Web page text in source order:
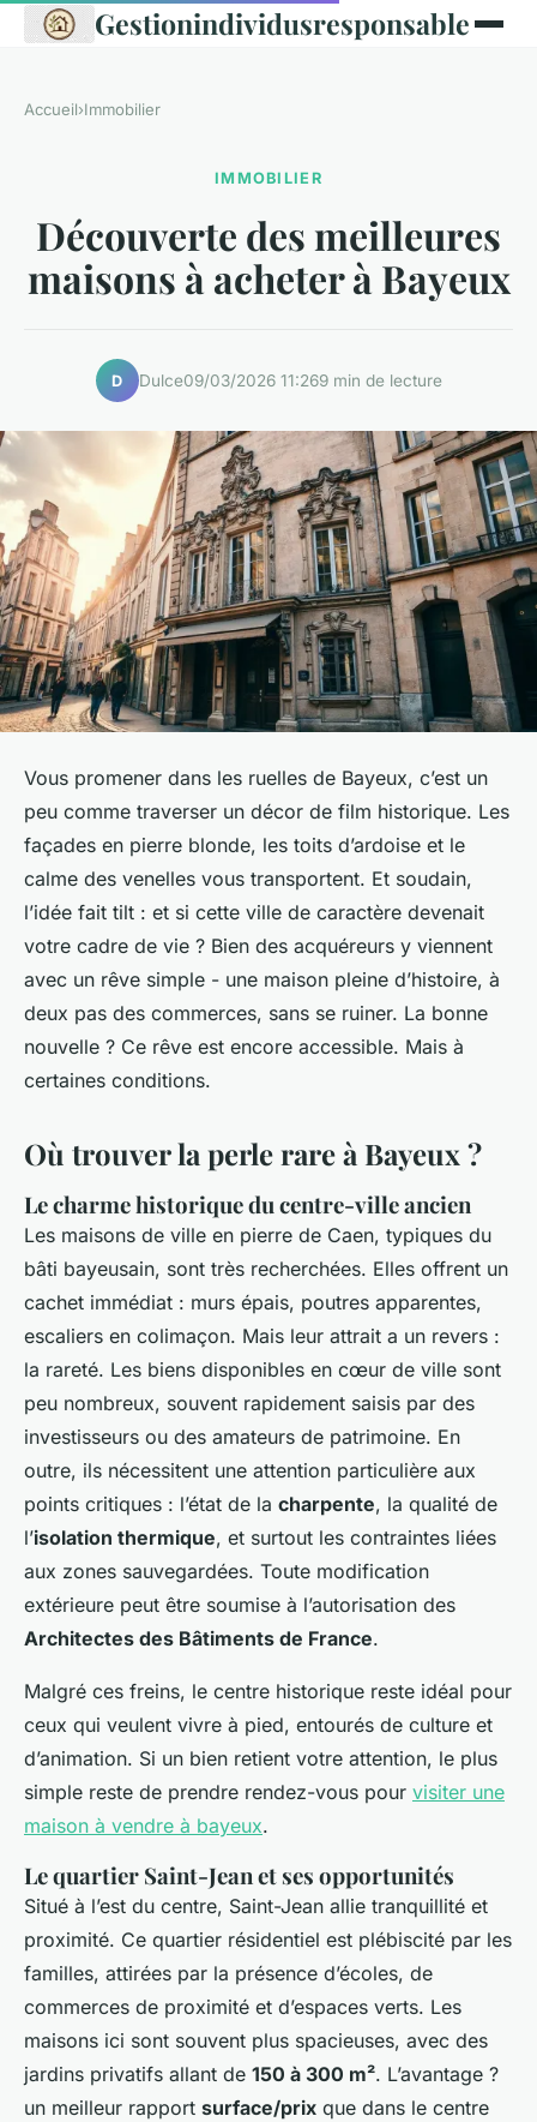
Gestionindividusresponsable
Accueil›Immobilier
IMMOBILIER
Découverte des meilleures
maisons à acheter à Bayeux
D Dulce09/03/2026 11:269 min de lecture
Vous promener dans les ruelles de Bayeux, c’est un
peu comme traverser un décor de film historique. Les
façades en pierre blonde, les toits d’ardoise et le
calme des venelles vous transportent. Et soudain,
l’idée fait tilt : et si cette ville de caractère devenait
votre cadre de vie ? Bien des acquéreurs y viennent
avec un rêve simple - une maison pleine d’histoire, à
deux pas des commerces, sans se ruiner. La bonne
nouvelle ? Ce rêve est encore accessible. Mais à
certaines conditions.
Où trouver la perle rare à Bayeux ?
Le charme historique du centre-ville ancien
Les maisons de ville en pierre de Caen, typiques du
bâti bayeusain, sont très recherchées. Elles offrent un
cachet immédiat : murs épais, poutres apparentes,
escaliers en colimaçon. Mais leur attrait a un revers :
la rareté. Les biens disponibles en cœur de ville sont
peu nombreux, souvent rapidement saisis par des
investisseurs ou des amateurs de patrimoine. En
outre, ils nécessitent une attention particulière aux
points critiques : l’état de la charpente, la qualité de
l’isolation thermique, et surtout les contraintes liées
aux zones sauvegardées. Toute modification
extérieure peut être soumise à l’autorisation des
Architectes des Bâtiments de France.
Malgré ces freins, le centre historique reste idéal pour
ceux qui veulent vivre à pied, entourés de culture et
d’animation. Si un bien retient votre attention, le plus
simple reste de prendre rendez-vous pour visiter une
maison à vendre à bayeux.
Le quartier Saint-Jean et ses opportunités
Situé à l’est du centre, Saint-Jean allie tranquillité et
proximité. Ce quartier résidentiel est plébiscité par les
familles, attirées par la présence d’écoles, de
commerces de proximité et d’espaces verts. Les
maisons ici sont souvent plus spacieuses, avec des
jardins privatifs allant de 150 à 300 m². L’avantage ?
un meilleur rapport surface/prix que dans le centre